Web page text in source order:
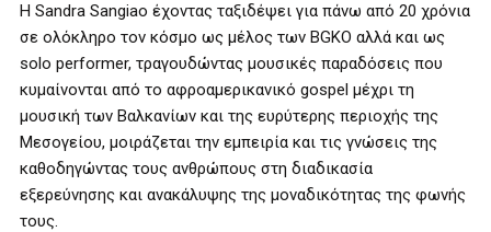
Η Sandra Sangiao έχοντας ταξιδέψει για πάνω από 20 χρόνια
σε ολόκληρο τον κόσμο ως μέλος των BGKO αλλά και ως
solo performer, τραγουδώντας μουσικές παραδόσεις που
κυμαίνονται από το αφροαμερικανικό gospel μέχρι τη
μουσική των Βαλκανίων και της ευρύτερης περιοχής της
Μεσογείου, μοιράζεται την εμπειρία και τις γνώσεις της
καθοδηγώντας τους ανθρώπους στη διαδικασία
εξερεύνησης και ανακάλυψης της μοναδικότητας της φωνής
τους.